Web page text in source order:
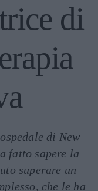
di
di New
fatto sapere la
superare un
che le ha